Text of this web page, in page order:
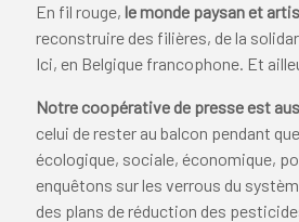
En fil rouge, le monde paysan et
reconstruire des filières, de la
Ici, en Belgique francophone. Et
Notre coopérative de presse est
celui de rester au balcon pendant
écologique, sociale, économique,
enquêtons sur les verrous du
des plans de réduction des